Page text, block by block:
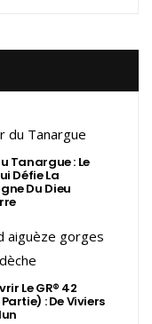
Tanargue : Le
Défie La
Du Dieu
Le GR® 42
: De Viviers